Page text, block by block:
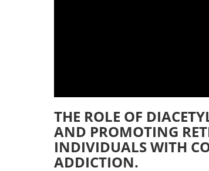
THE ROLE OF
AND PROMOTING
INDIVIDUALS WITH
ADDICTION.